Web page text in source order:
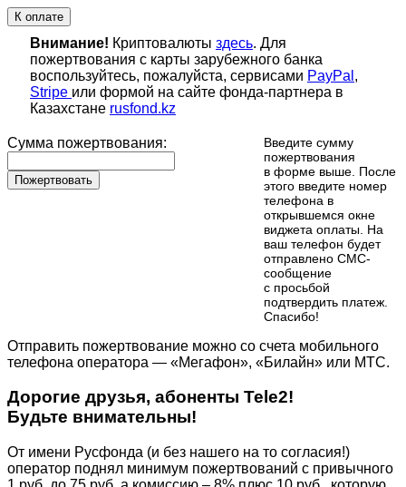
К оплате
Внимание! Криптовалюты здесь. Для
пожертвования с карты зарубежного банка
воспользуйтесь, пожалуйста, сервисами PayPal ,
Stripe или формой на сайте фонда-партнера в
Казахстане rusfond.kz
Сумма пожертвования:
Пожертвовать
Введите сумму
пожертвования
в форме выше. После
этого введите номер
телефона в
открывшемся окне
виджета оплаты. На
ваш телефон будет
отправлено СМС-
сообщение
с просьбой
подтвердить платеж.
Cпасибо!
Отправить пожертвование можно со счета мобильного
телефона оператора — «Мегафон», «Билайн» или МТС.
Дорогие друзья, абоненты Tele2!
Будьте внимательны!
От имени Русфонда (и без нашего на то согласия!)
оператор поднял минимум пожертвований с привычного